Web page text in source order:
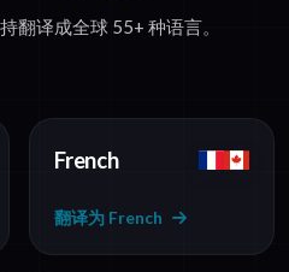
翻译成全球 55+ 种语言。
French
翻译为 French